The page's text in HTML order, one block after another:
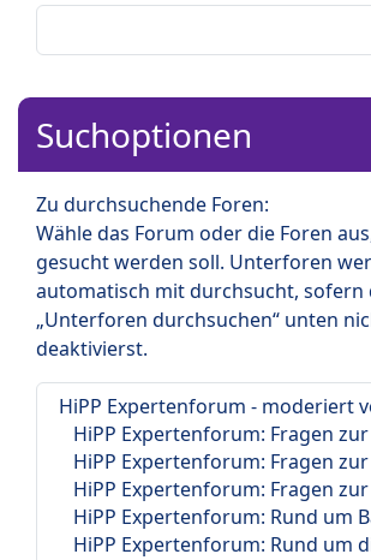
Suchoptionen
Zu durchsuchende Foren:
Wähle das Forum oder die Foren
gesucht werden soll. Unterforen
automatisch mit durchsucht, sofern
„Unterforen durchsuchen“ unten
deaktivierst.